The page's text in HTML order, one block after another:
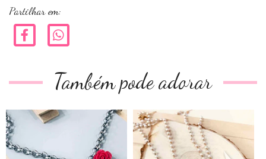
Partilhar em:
Também pode adorar